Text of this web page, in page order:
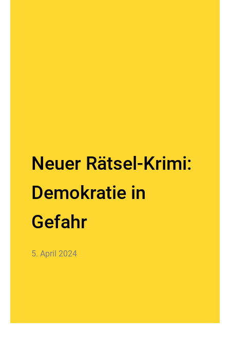
Neuer Rätsel-Krimi:
Demokratie in
Gefahr
5. April 2024